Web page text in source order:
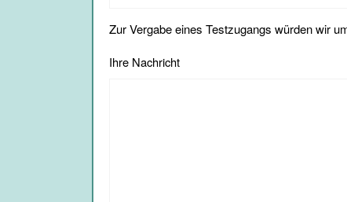
Zur Vergabe eines Testzugangs würden wir
Ihre Nachricht